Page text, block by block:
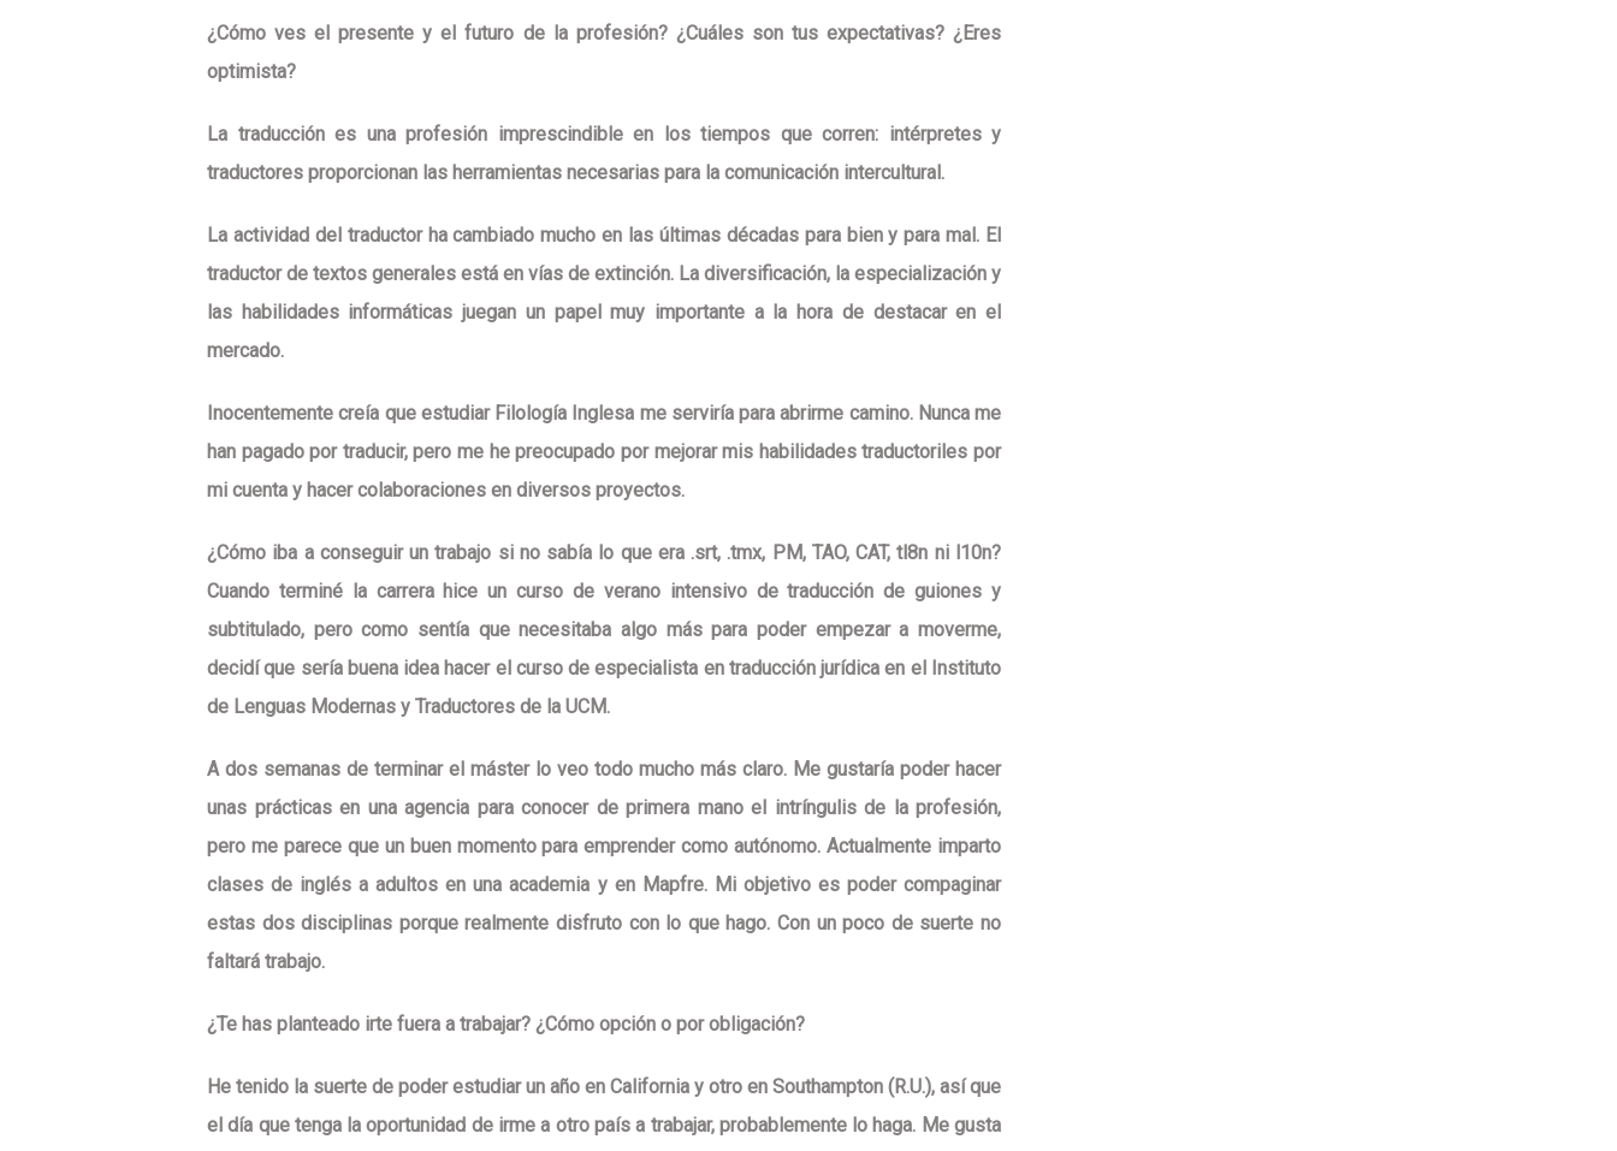
¿Cómo ves el presente y el futuro de la profesión? ¿Cuáles son tus expectativas? ¿Eres
optimista?
La traducción es una profesión imprescindible en los tiempos que corren: intérpretes y
traductores proporcionan las herramientas necesarias para la comunicación intercultural.
La actividad del traductor ha cambiado mucho en las últimas décadas para bien y para mal. El
traductor de textos generales está en vías de extinción. La diversificación, la especialización y
las habilidades informáticas juegan un papel muy importante a la hora de destacar en el
mercado.
Inocentemente creía que estudiar Filología Inglesa me serviría para abrirme camino. Nunca me
han pagado por traducir, pero me he preocupado por mejorar mis habilidades traductoriles por
mi cuenta y hacer colaboraciones en diversos proyectos.
¿Cómo iba a conseguir un trabajo si no sabía lo que era .srt, .tmx, PM, TAO, CAT, tl8n ni l10n?
Cuando terminé la carrera hice un curso de verano intensivo de traducción de guiones y
subtitulado, pero como sentía que necesitaba algo más para poder empezar a moverme,
decidí que sería buena idea hacer el curso de especialista en traducción jurídica en el Instituto
de Lenguas Modernas y Traductores de la UCM.
A dos semanas de terminar el máster lo veo todo mucho más claro. Me gustaría poder hacer
unas prácticas en una agencia para conocer de primera mano el intríngulis de la profesión,
pero me parece que un buen momento para emprender como autónomo. Actualmente imparto
clases de inglés a adultos en una academia y en Mapfre. Mi objetivo es poder compaginar
estas dos disciplinas porque realmente disfruto con lo que hago. Con un poco de suerte no
faltará trabajo.
¿Te has planteado irte fuera a trabajar? ¿Cómo opción o por obligación?
He tenido la suerte de poder estudiar un año en California y otro en Southampton (R.U.), así que
el día que tenga la oportunidad de irme a otro país a trabajar, probablemente lo haga. Me gusta